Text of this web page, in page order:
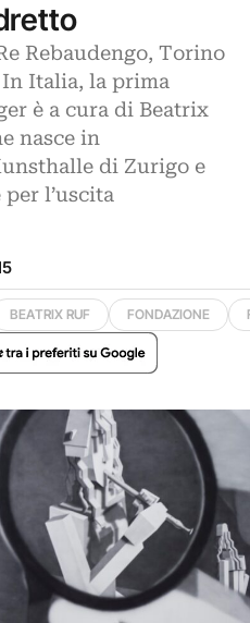
Rebaudengo, Torino
In Italia, la prima
è a cura di Beatrix
nasce in
di Zurigo e
l’uscita
BEATRIX RUF FONDAZIONE